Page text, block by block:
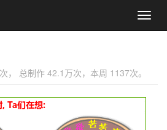
， 总制作 42.1万次，本周 1137次。